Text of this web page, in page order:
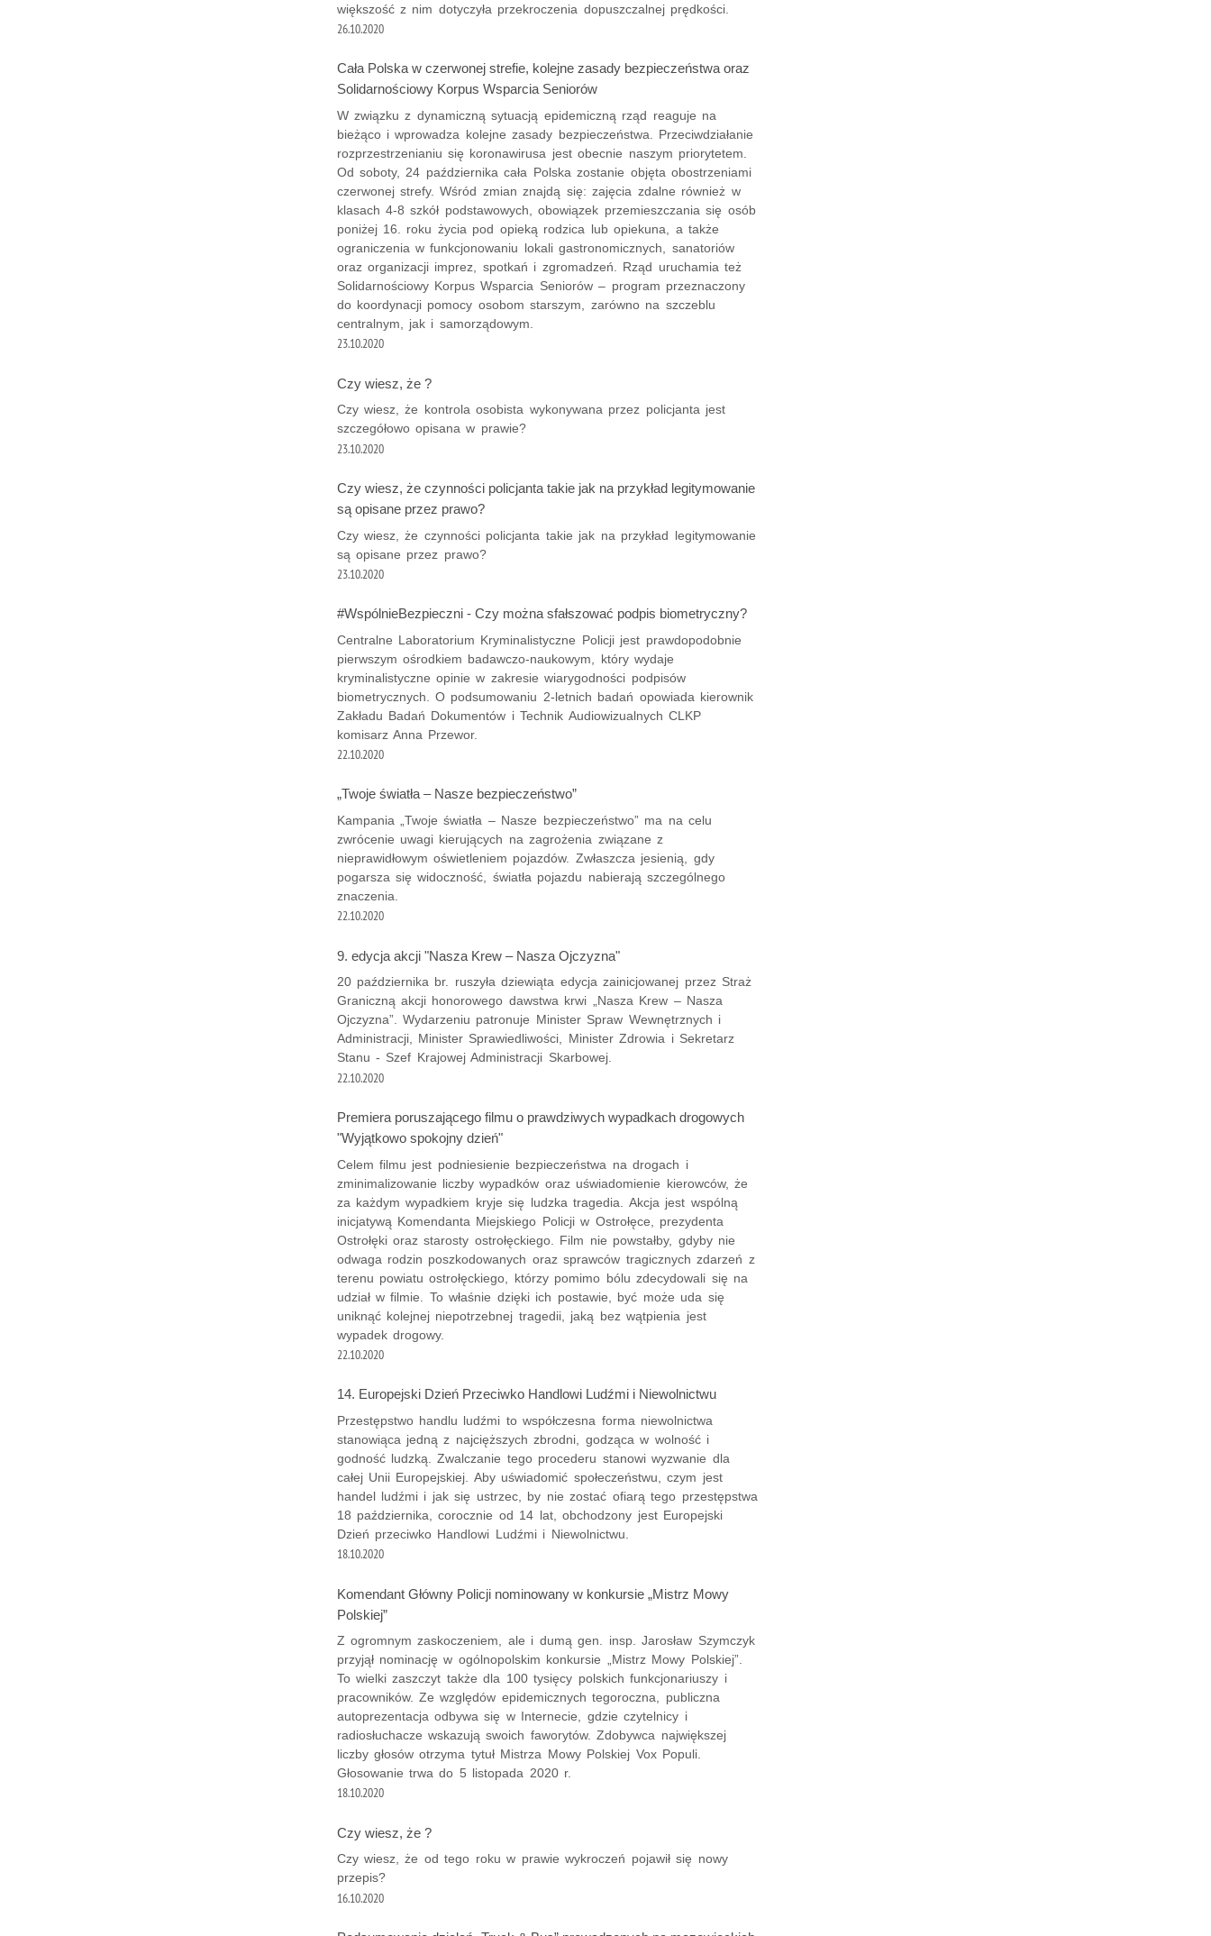
większość z nim dotyczyła przekroczenia dopuszczalnej prędkości.
26.10.2020
Cała Polska w czerwonej strefie, kolejne zasady bezpieczeństwa oraz
Solidarnościowy Korpus Wsparcia Seniorów
W związku z dynamiczną sytuacją epidemiczną rząd reaguje na
bieżąco i wprowadza kolejne zasady bezpieczeństwa. Przeciwdziałanie
rozprzestrzenianiu się koronawirusa jest obecnie naszym priorytetem.
Od soboty, 24 października cała Polska zostanie objęta obostrzeniami
czerwonej strefy. Wśród zmian znajdą się: zajęcia zdalne również w
klasach 4-8 szkół podstawowych, obowiązek przemieszczania się osób
poniżej 16. roku życia pod opieką rodzica lub opiekuna, a także
ograniczenia w funkcjonowaniu lokali gastronomicznych, sanatoriów
oraz organizacji imprez, spotkań i zgromadzeń. Rząd uruchamia też
Solidarnościowy Korpus Wsparcia Seniorów – program przeznaczony
do koordynacji pomocy osobom starszym, zarówno na szczeblu
centralnym, jak i samorządowym.
23.10.2020
Czy wiesz, że ?
Czy wiesz, że kontrola osobista wykonywana przez policjanta jest
szczegółowo opisana w prawie?
23.10.2020
Czy wiesz, że czynności policjanta takie jak na przykład legitymowanie
są opisane przez prawo?
Czy wiesz, że czynności policjanta takie jak na przykład legitymowanie
są opisane przez prawo?
23.10.2020
#WspólnieBezpieczni - Czy można sfałszować podpis biometryczny?
Centralne Laboratorium Kryminalistyczne Policji jest prawdopodobnie
pierwszym ośrodkiem badawczo-naukowym, który wydaje
kryminalistyczne opinie w zakresie wiarygodności podpisów
biometrycznych. O podsumowaniu 2-letnich badań opowiada kierownik
Zakładu Badań Dokumentów i Technik Audiowizualnych CLKP
komisarz Anna Przewor.
22.10.2020
„Twoje światła – Nasze bezpieczeństwo”
Kampania „Twoje światła – Nasze bezpieczeństwo” ma na celu
zwrócenie uwagi kierujących na zagrożenia związane z
nieprawidłowym oświetleniem pojazdów. Zwłaszcza jesienią, gdy
pogarsza się widoczność, światła pojazdu nabierają szczególnego
znaczenia.
22.10.2020
9. edycja akcji "Nasza Krew – Nasza Ojczyzna"
20 października br. ruszyła dziewiąta edycja zainicjowanej przez Straż
Graniczną akcji honorowego dawstwa krwi „Nasza Krew – Nasza
Ojczyzna”. Wydarzeniu patronuje Minister Spraw Wewnętrznych i
Administracji, Minister Sprawiedliwości, Minister Zdrowia i Sekretarz
Stanu - Szef Krajowej Administracji Skarbowej.
22.10.2020
Premiera poruszającego filmu o prawdziwych wypadkach drogowych
"Wyjątkowo spokojny dzień"
Celem filmu jest podniesienie bezpieczeństwa na drogach i
zminimalizowanie liczby wypadków oraz uświadomienie kierowców, że
za każdym wypadkiem kryje się ludzka tragedia. Akcja jest wspólną
inicjatywą Komendanta Miejskiego Policji w Ostrołęce, prezydenta
Ostrołęki oraz starosty ostrołęckiego. Film nie powstałby, gdyby nie
odwaga rodzin poszkodowanych oraz sprawców tragicznych zdarzeń z
terenu powiatu ostrołęckiego, którzy pomimo bólu zdecydowali się na
udział w filmie. To właśnie dzięki ich postawie, być może uda się
uniknąć kolejnej niepotrzebnej tragedii, jaką bez wątpienia jest
wypadek drogowy.
22.10.2020
14. Europejski Dzień Przeciwko Handlowi Ludźmi i Niewolnictwu
Przestępstwo handlu ludźmi to współczesna forma niewolnictwa
stanowiąca jedną z najcięższych zbrodni, godząca w wolność i
godność ludzką. Zwalczanie tego procederu stanowi wyzwanie dla
całej Unii Europejskiej. Aby uświadomić społeczeństwu, czym jest
handel ludźmi i jak się ustrzec, by nie zostać ofiarą tego przestępstwa
18 października, corocznie od 14 lat, obchodzony jest Europejski
Dzień przeciwko Handlowi Ludźmi i Niewolnictwu.
18.10.2020
Komendant Główny Policji nominowany w konkursie „Mistrz Mowy
Polskiej”
Z ogromnym zaskoczeniem, ale i dumą gen. insp. Jarosław Szymczyk
przyjął nominację w ogólnopolskim konkursie „Mistrz Mowy Polskiej”.
To wielki zaszczyt także dla 100 tysięcy polskich funkcjonariuszy i
pracowników. Ze względów epidemicznych tegoroczna, publiczna
autoprezentacja odbywa się w Internecie, gdzie czytelnicy i
radiosłuchacze wskazują swoich faworytów. Zdobywca największej
liczby głosów otrzyma tytuł Mistrza Mowy Polskiej Vox Populi.
Głosowanie trwa do 5 listopada 2020 r.
18.10.2020
Czy wiesz, że ?
Czy wiesz, że od tego roku w prawie wykroczeń pojawił się nowy
przepis?
16.10.2020